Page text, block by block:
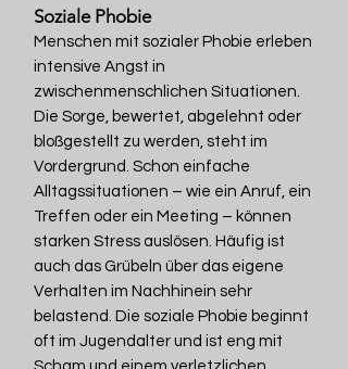
Soziale Phobie
Menschen mit sozialer Phobie erleben
intensive Angst in
zwischenmenschlichen Situationen.
Die Sorge, bewertet, abgelehnt oder
bloßgestellt zu werden, steht im
Vordergrund. Schon einfache
Alltagssituationen – wie ein Anruf, ein
Treffen oder ein Meeting – können
starken Stress auslösen. Häufig ist
auch das Grübeln über das eigene
Verhalten im Nachhinein sehr
belastend. Die soziale Phobie beginnt
oft im Jugendalter und ist eng mit